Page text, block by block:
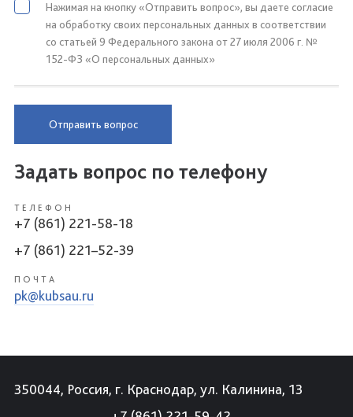
Нажимая на кнопку «Отправить вопрос», вы даете согласие
на обработку своих персональных данных в соответствии
со статьей 9 Федерального закона от 27 июля 2006 г. №
152-ФЗ «О персональных данных»
Отправить вопрос
Задать вопрос по телефону
ТЕЛЕФОН
+7 (861) 221-58-18
+7 (861) 221–52-39
ПОЧТА
pk@kubsau.ru
350044, Россия, г. Краснодар, ул. Калинина, 13